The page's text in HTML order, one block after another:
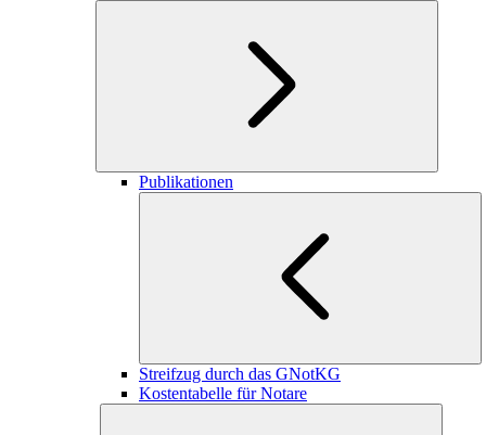
Publikationen
Streifzug durch das GNotKG
Kostentabelle für Notare